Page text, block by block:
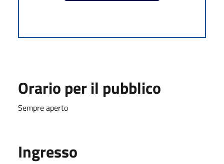
Orario per il pubblico
Sempre aperto
Ingresso